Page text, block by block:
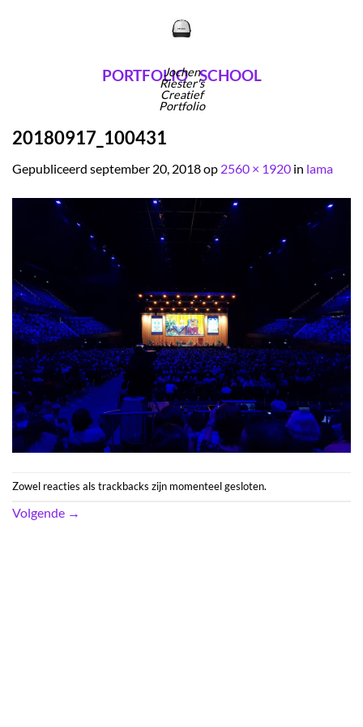
Jochen
Riester's
Creatief
Portfolio
PORTFOLIO SCHOOL
20180917_100431
Gepubliceerd september 20, 2018op 2560 × 1920 in lama
Zowel reacties als trackbacks zijn momenteel gesloten.
Volgende →